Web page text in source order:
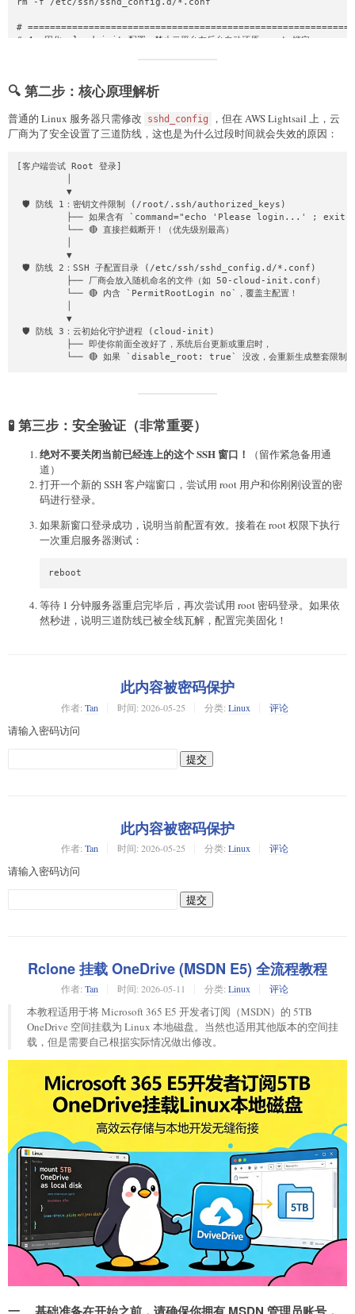
#
# 4. 固化 cloud-init 配置：禁止云平台在后台自动还原 root 锁定
sed -i 's/disable_root: true/disable_root: false/g' /
    # 防止 cloud-init 在系统重启或遭遇宿主机迁移时自动抹除你的 SSH 密钥
sed -i 's/ssh_deletekeys: true/ssh_deletekeys: false/g'
fi
#
#
cloud-init clean 2>/dev/null
systemctl restart sshd || systemctl restart ssh
# 6. 设置并激活你的 Root 密码
#    ⚠️ 提示：请将下面的 "你的新密码" 替换为你实际想设置的密码
#
echo "root:你的新密码" | chpasswd
🔍 第二步：核心原理解析
普通的 Linux 服务器只需修改 sshd_config
，但在 AWS Lightsail 上，云
厂商为了安全设置了三道防线，这也是为什么过段时间就会失效的原因：
[客户端尝试 Root 登录]
         ▼
🛡️ 防线 1：密钥文件限制 (/root/.ssh/authorized_keys)
├── 如果含有 `command="echo 'Please login...' ; exit
         └── 🔴 直接拦截断开！（优先级别最高）
         ▼
🛡️ 防线 2：SSH 子配置目录 (/etc/ssh/sshd_config.d/*.conf)
         ├── 厂商会放入随机命名的文件（如 50-cloud-init.conf）
         └── 🔴 内含 `PermitRootLogin no`，覆盖主配置！
         ▼
🛡️ 防线 3：云初始化守护进程 (cloud-init)
         ├── 即使你前面全改好了，系统后台更新或重启时，
└── 🔴 如果 `disable_root: true` 没改，会重新生成整套限制
🧪 第三步：安全验证（非常重要）
绝对不要关闭当前已经连上的这个 SSH 窗口！
（留作紧急备用通
道）
打开一个新的 SSH 客户端窗口，尝试用 root 用户和你刚刚设置的密
码进行登录。
如果新窗口登录成功，说明当前配置有效。接着在 root 权限下执行
一次重启服务器测试：
reboot
等待 1 分钟服务器重启完毕后，再次尝试用 root 密码登录。如果依
然秒进，说明三道防线已被全线瓦解，配置完美固化！
此内容被密码保护
作者: Tan 时间: 2026-05-25 分类: Linux 评论
请输入密码访问
此内容被密码保护
作者: Tan 时间: 2026-05-25 分类: Linux 评论
请输入密码访问
Rclone 挂载 OneDrive (MSDN E5) 全流程教程
作者: Tan 时间: 2026-05-11 分类: Linux 评论
本教程适用于将 Microsoft 365 E5 开发者订阅（MSDN）的 5TB
OneDrive 空间挂载为 Linux 本地磁盘。当然也适用其他版本的空间挂
载，但是需要自己根据实际情况做出修改。